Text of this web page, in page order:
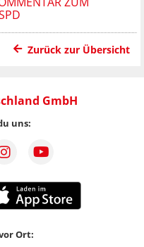
Zurück zur Übersicht
GmbH
uns:
Ort: